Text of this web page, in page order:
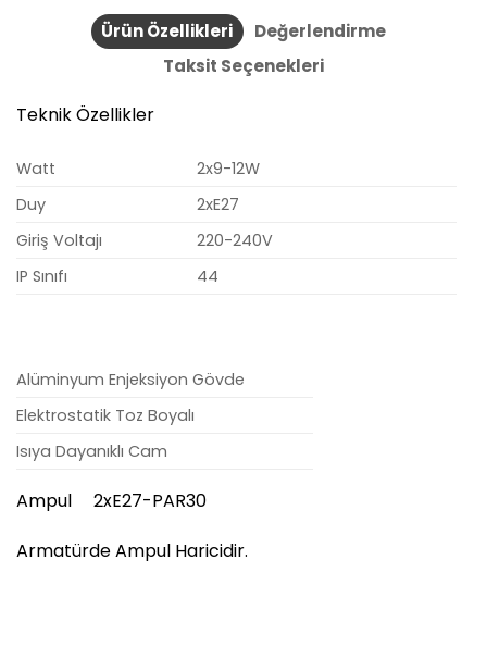
Ürün Özellikleri
Değerlendirme
Taksit Seçenekleri
Teknik Özellikler
Watt
2x9-12W
Duy
2xE27
Giriş Voltajı
220-240V
IP Sınıfı
44
Alüminyum Enjeksiyon Gövde
Elektrostatik Toz Boyalı
Isıya Dayanıklı Cam
Ampul 2xE27-PAR30
Armatürde Ampul Haricidir.